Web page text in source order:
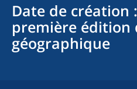
Date de création
première édition
géographique